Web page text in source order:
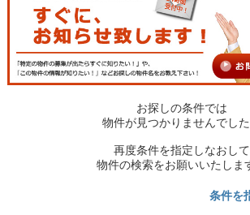
お探しの条件では
物件が見つかりませんでした
再度条件を指定しなおして
物件の検索をお願いいたしま
条件を